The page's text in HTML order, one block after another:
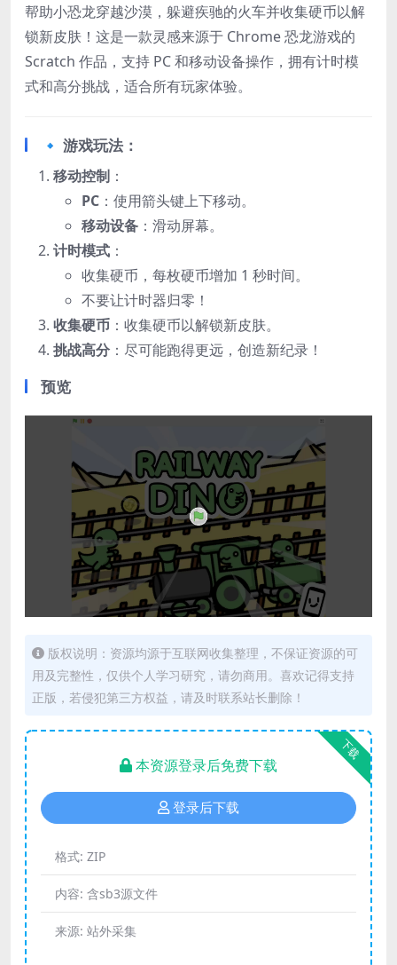
帮助小恐龙穿越沙漠，躲避疾驰的火车并收集硬币以解
锁新皮肤！这是一款灵感来源于 Chrome 恐龙游戏的
Scratch 作品，支持 PC 和移动设备操作，拥有计时模
式和高分挑战，适合所有玩家体验。
🔹 游戏玩法：​
移动控制 ：
PC ：使用箭头键上下移动。
移动设备 ：滑动屏幕。
计时模式 ：
收集硬币，每枚硬币增加 1 秒时间。
不要让计时器归零！
收集硬币 ：收集硬币以解锁新皮肤。
挑战高分 ：尽可能跑得更远，创造新纪录！
预览
版权说明：资源均源于互联网收集整理，不保证资源的可
用及完整性，仅供个人学习研究，请勿商用。喜欢记得支持
正版，若侵犯第三方权益，请及时联系站长删除！
下载
本资源登录后免费下载
登录后下载
格式: ZIP
内容: 含sb3源文件
来源: 站外采集